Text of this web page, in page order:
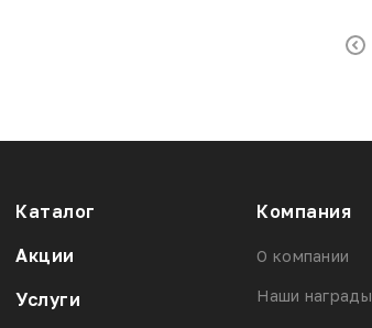
Каталог
Акции
Услуги
Компания
О компании
Наши награды